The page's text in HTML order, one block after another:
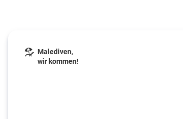
Malediven,
wir kommen!